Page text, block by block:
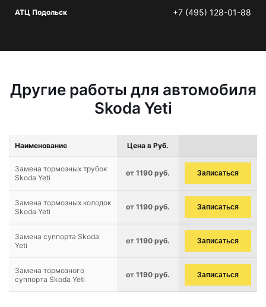
АТЦ Подольск +7 (495) 128-01-88
Другие работы для автомобиля
Skoda Yeti
Наименование Цена в Руб.
Замена тормозных трубок
Skoda Yeti
от 1190 руб. Записаться
Замена тормозных колодок
Skoda Yeti
от 1190 руб. Записаться
Замена суппорта Skoda
Yeti
от 1190 руб. Записаться
Замена тормозного
суппорта Skoda Yeti
от 1190 руб. Записаться